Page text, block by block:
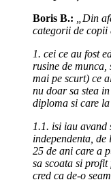
Boris B.:
„Din
categorii de
1. cei ce au fost
rusine de munca,
mai pe scurt) ce
nu doar sa stea
diploma si care
1.1. isi iau
independenta,
25 de ani care a
sa scoata si
cred ca de-o